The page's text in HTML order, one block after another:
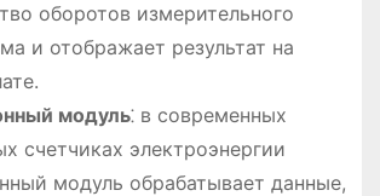
оборотов измерительного
и отображает результат на
модуль⁚ в современных
счетчиках электроэнергии
модуль обрабатывает данные,